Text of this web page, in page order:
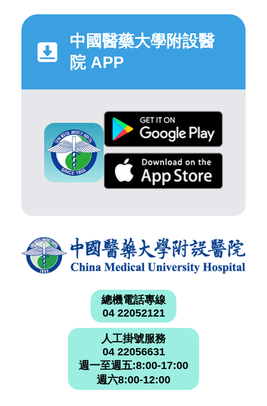
中國醫藥大學附設醫
院 APP
總機電話專線
04 22052121
人工掛號服務
04 22056631
週一至週五:8:00-17:00
週六8:00-12:00